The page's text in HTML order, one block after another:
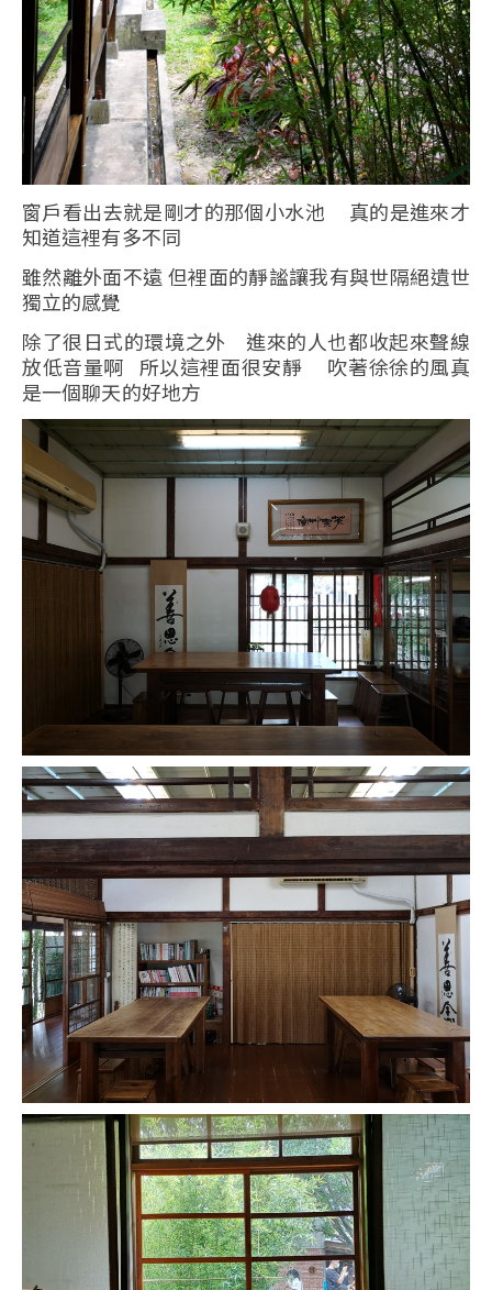
窗戶看出去就是剛才的那個小水池 真的是進來才
知道這裡有多不同
雖然離外面不遠 但裡面的靜謐讓我有與世隔絕遺世
獨立的感覺
除了很日式的環境之外 進來的人也都收起來聲線
放低音量啊 所以這裡面很安靜 吹著徐徐的風真
是一個聊天的好地方